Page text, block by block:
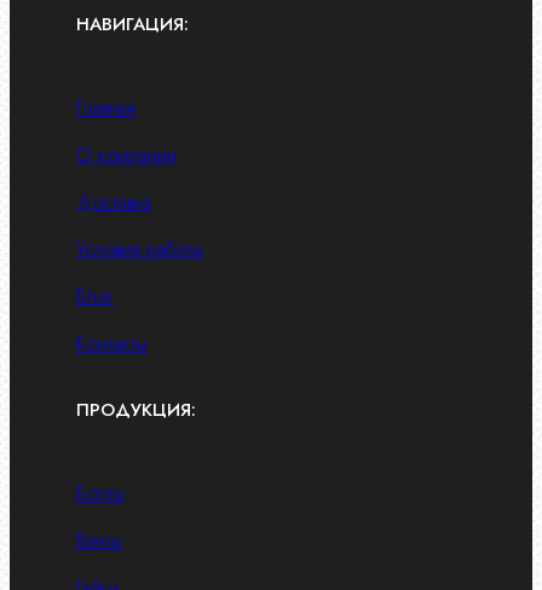
НАВИГАЦИЯ:
Главная
О компании
Доставка
Условия работы
Блог
Контакты
ПРОДУКЦИЯ:
Болты
Винты